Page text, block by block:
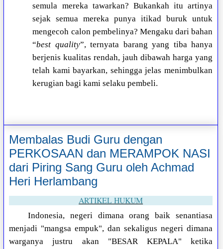
semula mereka tawarkan? Bukankah itu artinya
sejak semua mereka punya itikad buruk untuk
mengecoh calon pembelinya? Mengaku dari bahan
“best quality”, ternyata barang yang tiba hanya
berjenis kualitas rendah, jauh dibawah harga yang
telah kami bayarkan, sehingga jelas menimbulkan
kerugian bagi kami selaku pembeli.
Membalas Budi Guru dengan
PERKOSAAN dan MERAMPOK NASI
dari Piring Sang Guru oleh Achmad
Heri Herlambang
ARTIKEL HUKUM
Indonesia, negeri dimana orang baik senantiasa
menjadi "mangsa empuk", dan sekaligus negeri dimana
warganya justru akan "BESAR KEPALA" ketika